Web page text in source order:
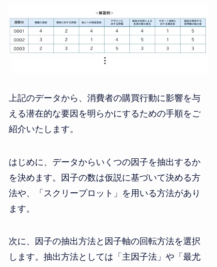
上記のデータから、消費者の購買行動に影響を与
える潜在的な要因を明らかにするための手順をご
紹介いたします。
はじめに、データからいくつの因子を抽出するか
を決めます。因子の数は仮説に基づいて決める方
法や、「スクリープロット」を用いる方法があり
ます。
次に、因子の抽出方法と因子軸の回転方法を選択
します。抽出方法としては「主因子法」や「最尤